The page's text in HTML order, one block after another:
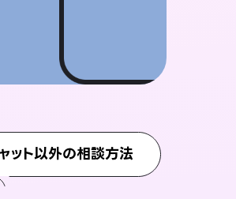
ット以外の相談方法